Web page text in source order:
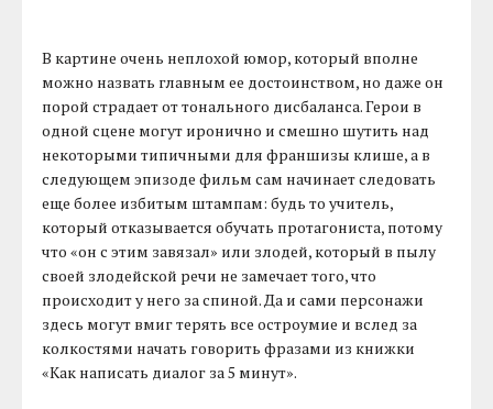
В картине очень неплохой юмор, который вполне
можно назвать главным ее достоинством, но даже он
порой страдает от тонального дисбаланса. Герои в
одной сцене могут иронично и смешно шутить над
некоторыми типичными для франшизы клише, а в
следующем эпизоде фильм сам начинает следовать
еще более избитым штампам: будь то учитель,
который отказывается обучать протагониста, потому
что «он с этим завязал» или злодей, который в пылу
своей злодейской речи не замечает того, что
происходит у него за спиной. Да и сами персонажи
здесь могут вмиг терять все остроумие и вслед за
колкостями начать говорить фразами из книжки
«Как написать диалог за 5 минут».